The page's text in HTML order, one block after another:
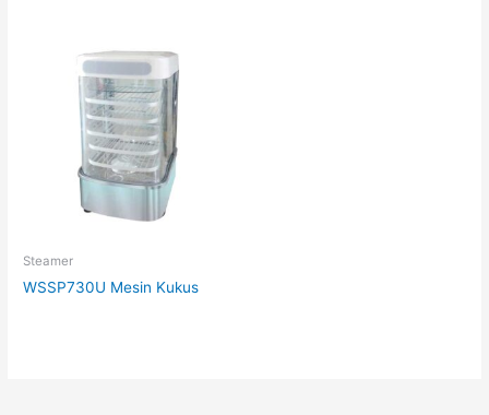
Steamer
WSSP730U Mesin Kukus